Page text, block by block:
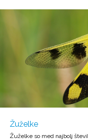
Žuželke
Žuželke so med najbolj